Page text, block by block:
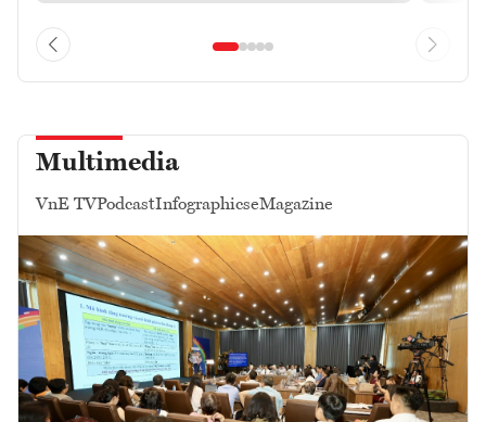
Multimedia
VnE TVPodcastInfographicseMagazine